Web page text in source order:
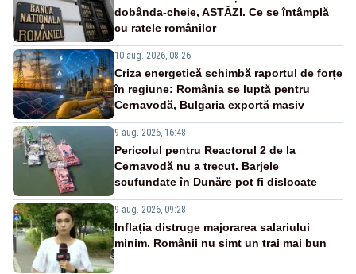
dobânda-cheie, ASTĂZI. Ce se întâmplă
cu ratele românilor
10 aug. 2026, 08:26
Criza energetică schimbă raportul de forțe
în regiune: România se luptă pentru
Cernavodă, Bulgaria exportă masiv
9 aug. 2026, 16:48
Pericolul pentru Reactorul 2 de la
Cernavodă nu a trecut. Barjele
scufundate în Dunăre pot fi dislocate
9 aug. 2026, 09:28
Inflația distruge majorarea salariului
minim. Românii nu simt un trai mai bun